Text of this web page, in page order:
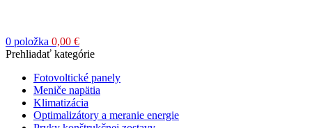
0 položka 0,00 €
Prehliadať kategórie
Fotovoltické panely
Meniče napätia
Klimatizácia
Optimalizátory a meranie energie